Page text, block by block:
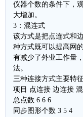
仪器个数的条件下，
大增加。
3：混连式
该方式是把点连式和
种方式既可以提高网
有减少了外业工作量
法。
三种连接方式主要特
项目 点连接 边连接
总点数 6 6 6
同步图形个数 3 5 4